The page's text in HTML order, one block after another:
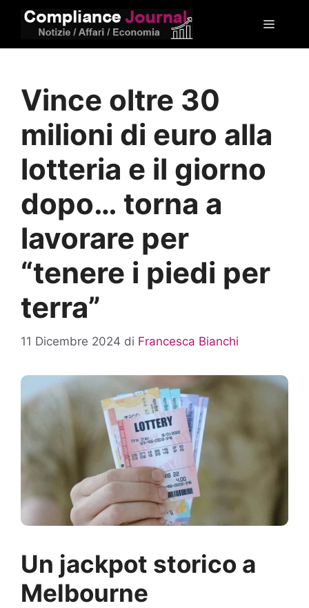
Menu
Vince oltre 30
milioni di euro alla
lotteria e il giorno
dopo… torna a
lavorare per
“tenere i piedi per
terra”
11 Dicembre 2024 di Francesca Bianchi
Un jackpot storico a
Melbourne